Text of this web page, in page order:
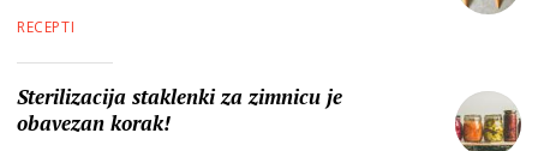
RECEPTI
Sterilizacija staklenki za zimnicu je
obavezan korak!